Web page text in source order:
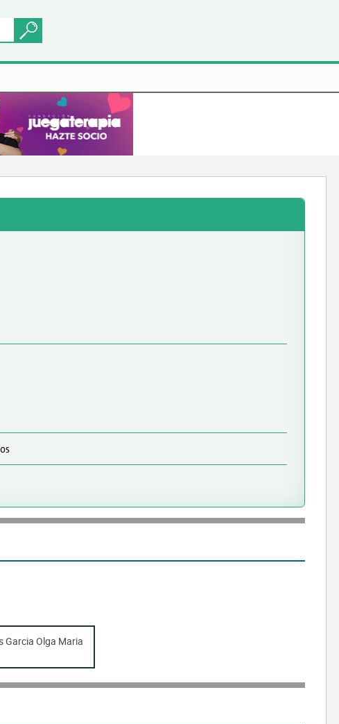
Garcia Olga Maria